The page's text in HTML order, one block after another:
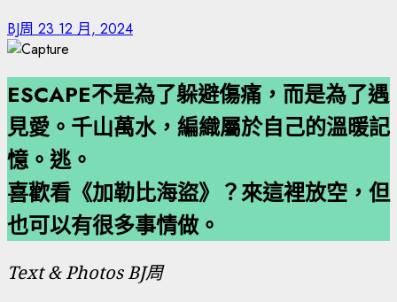
BJ周 23 12 月, 2024
ESCAPE不是為了躲避傷痛，而是為了遇
見愛。千山萬水，編織屬於自己的溫暖記
憶。逃。
喜歡看《加勒比海盜》？來這裡放空，但
也可以有很多事情做。
Text & Photos BJ周